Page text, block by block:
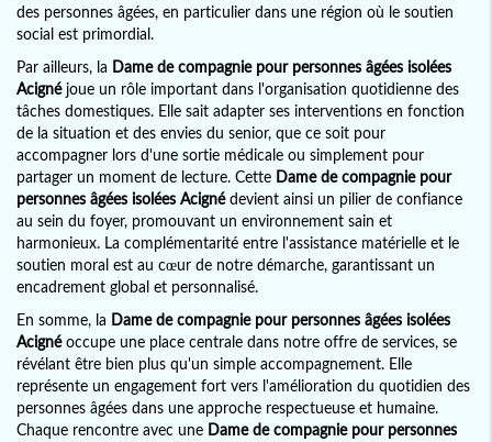
des personnes âgées, en particulier dans une région où le soutien
social est primordial.
Par ailleurs, la Dame de compagnie pour personnes âgées isolées
Acignéjoue un rôle important dans l'organisation quotidienne des
tâches domestiques. Elle sait adapter ses interventions en fonction
de la situation et des envies du senior, que ce soit pour
accompagner lors d'une sortie médicale ou simplement pour
partager un moment de lecture. Cette Dame de compagnie pour
personnes âgées isolées Acignédevient ainsi un pilier de confiance
au sein du foyer, promouvant un environnement sain et
harmonieux. La complémentarité entre l'assistance matérielle et le
soutien moral est au cœur de notre démarche, garantissant un
encadrement global et personnalisé.
En somme, la Dame de compagnie pour personnes âgées isolées
Acignéoccupe une place centrale dans notre offre de services, se
révélant être bien plus qu'un simple accompagnement. Elle
représente un engagement fort vers l'amélioration du quotidien des
personnes âgées dans une approche respectueuse et humaine.
Chaque rencontre avec une Dame de compagnie pour personnes